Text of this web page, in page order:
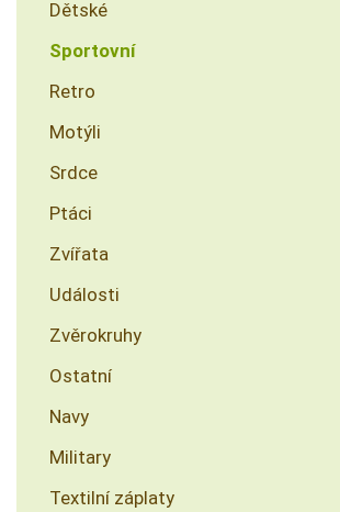
Dětské
Sportovní
Retro
Motýli
Srdce
Ptáci
Zvířata
Události
Zvěrokruhy
Ostatní
Navy
Military
Textilní záplaty